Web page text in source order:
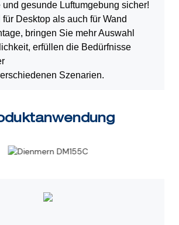
und gesunde Luftumgebung sicher!
Desktop als auch für Wand
bringen Sie mehr Auswahl
erfüllen die Bedürfnisse
Szenarien.